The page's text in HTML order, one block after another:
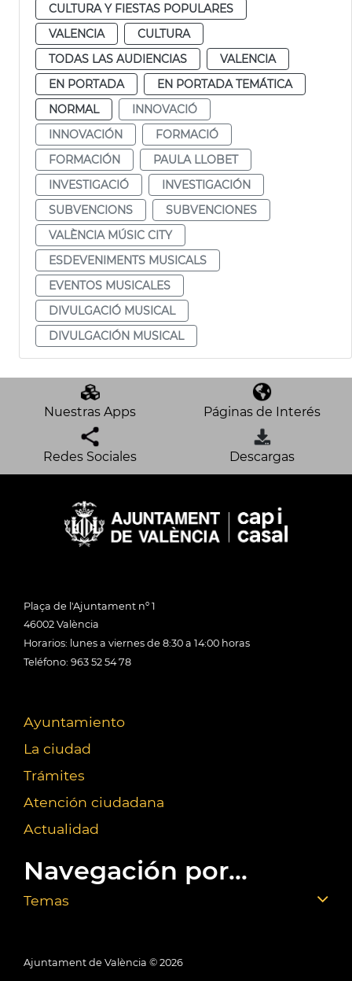
CULTURA Y FIESTAS POPULARES
VALENCIA
CULTURA
TODAS LAS AUDIENCIAS
VALENCIA
EN PORTADA
EN PORTADA TEMÁTICA
NORMAL
INNOVACIÓ
INNOVACIÓN
FORMACIÓ
FORMACIÓN
PAULA LLOBET
INVESTIGACIÓ
INVESTIGACIÓN
SUBVENCIONS
SUBVENCIONES
VALÈNCIA MÚSIC CITY
ESDEVENIMENTS MUSICALS
EVENTOS MUSICALES
DIVULGACIÓ MUSICAL
DIVULGACIÓN MUSICAL
Nuestras Apps Páginas de Interés
Redes Sociales Descargas
Plaça de l'Ajuntament nº 1
46002 València
Horarios: lunes a viernes de 8:30 a 14:00 horas
Teléfono: 963 52 54 78
Ayuntamiento
La ciudad
Trámites
Atención ciudadana
Actualidad
Navegación por...
Temas
Ajuntament de València © 2026